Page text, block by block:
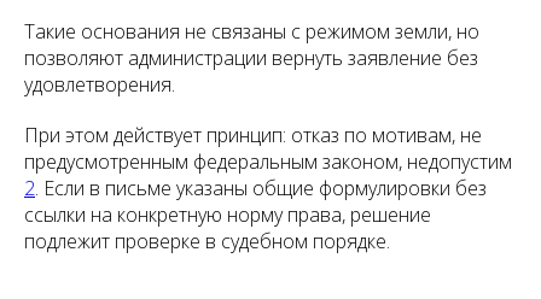
Такие основания не связаны с режимом земли, но
позволяют администрации вернуть заявление без
удовлетворения.
При этом действует принцип: отказ по мотивам, не
предусмотренным федеральным законом, недопустим
2. Если в письме указаны общие формулировки без
ссылки на конкретную норму права, решение
подлежит проверке в судебном порядке.